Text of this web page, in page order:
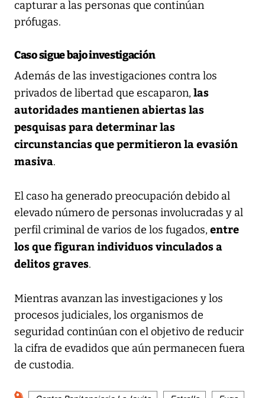
capturar a las personas que continúan
prófugas.
Caso sigue bajo investigación
Además de las investigaciones contra los
privados de libertad que escaparon, las
autoridades mantienen abiertas las
pesquisas para determinar las
circunstancias que permitieron la evasión
masiva.
El caso ha generado preocupación debido al
elevado número de personas involucradas y al
perfil criminal de varios de los fugados, entre
los que figuran individuos vinculados a
delitos graves.
Mientras avanzan las investigaciones y los
procesos judiciales, los organismos de
seguridad continúan con el objetivo de reducir
la cifra de evadidos que aún permanecen fuera
de custodia.